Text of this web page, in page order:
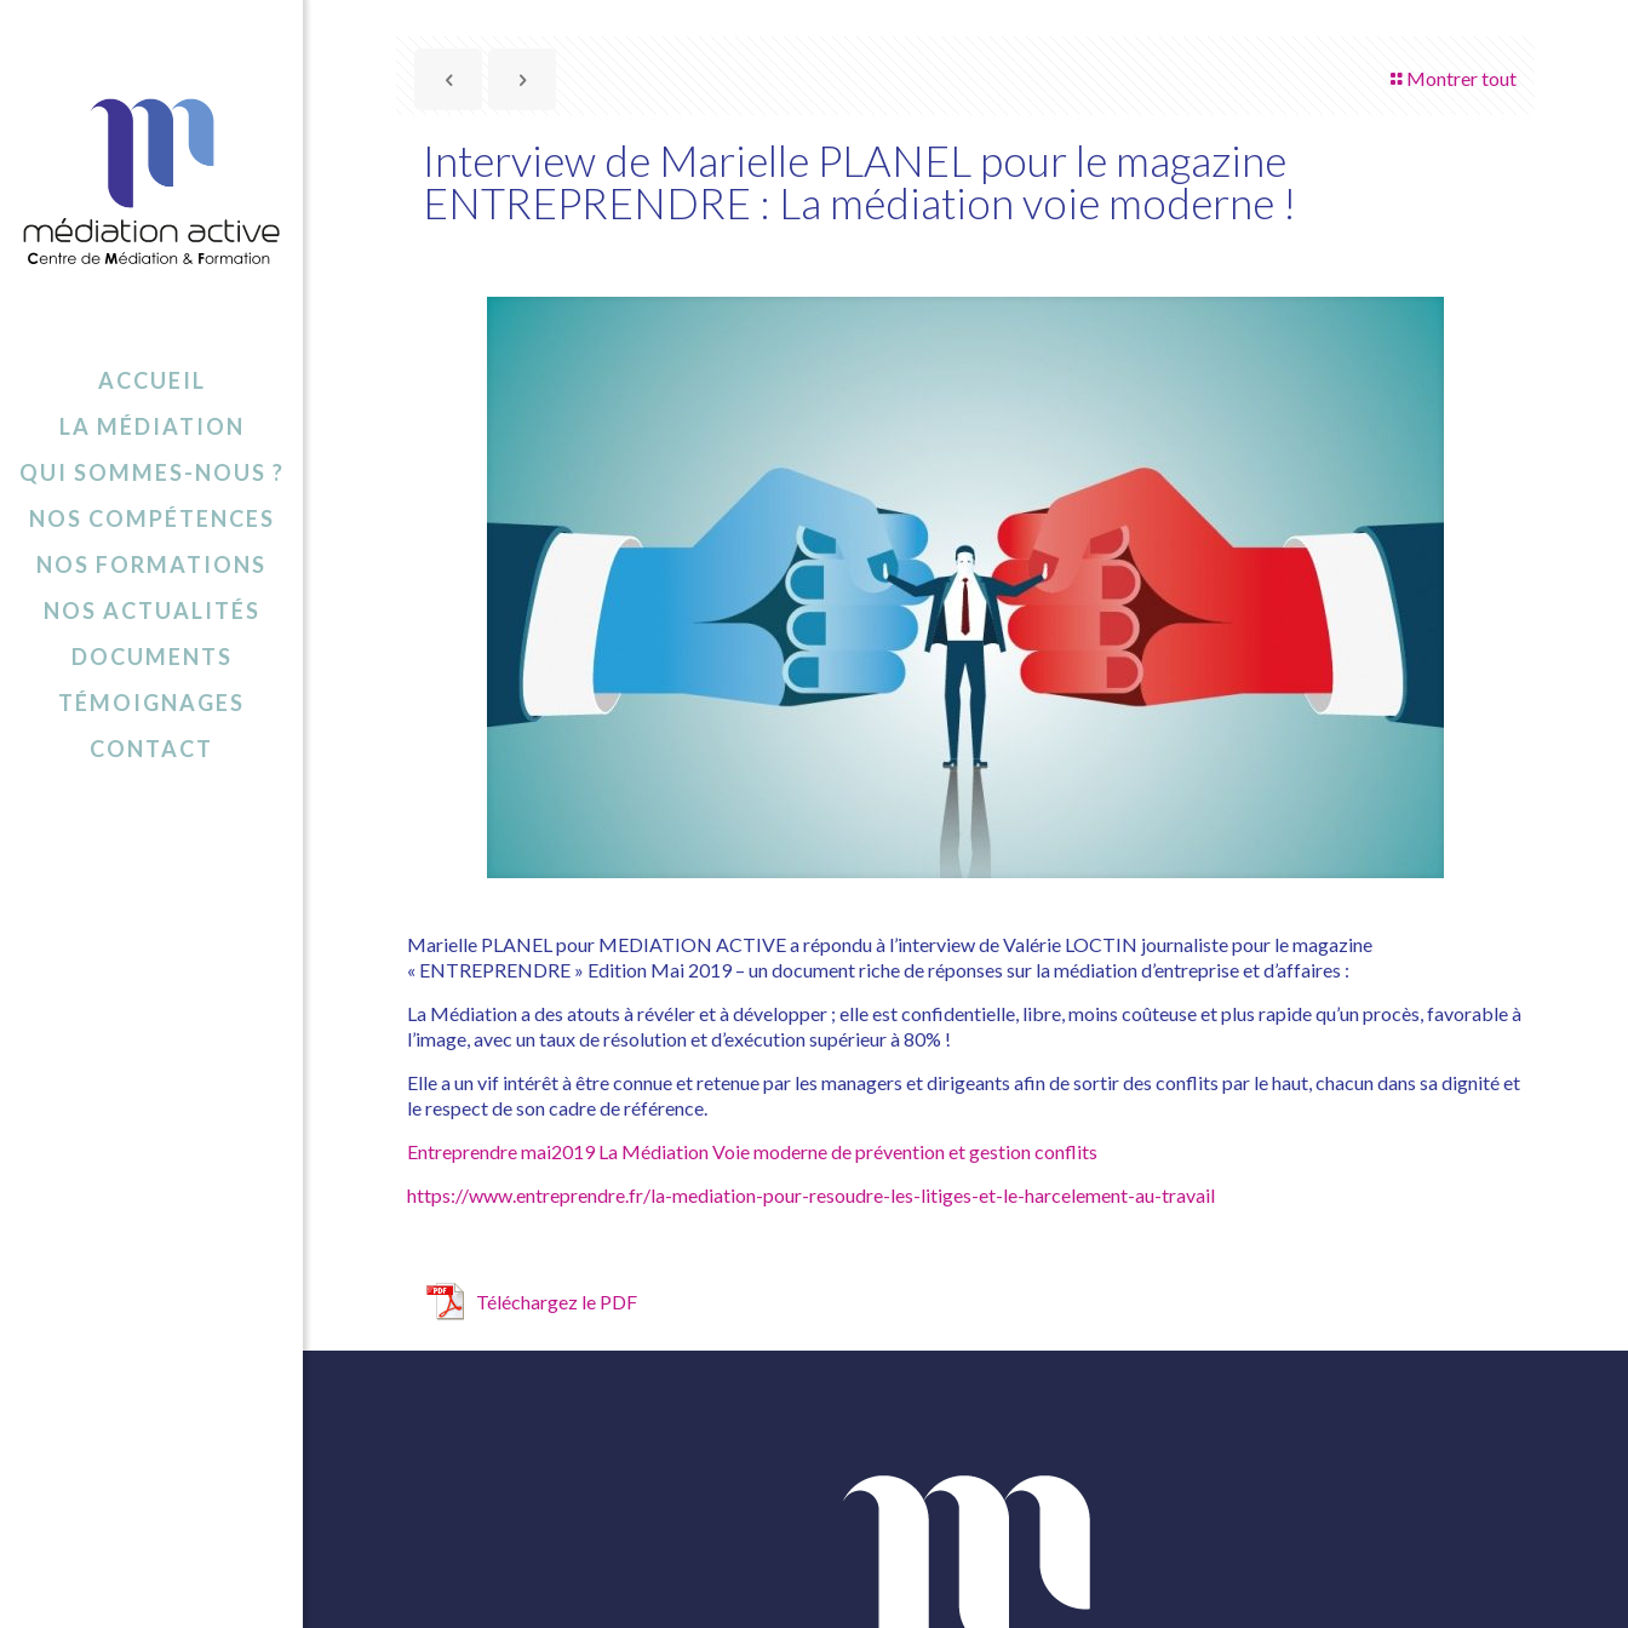
ACCUEIL
LA MÉDIATION
QUI SOMMES-NOUS ?
NOS COMPÉTENCES
NOS FORMATIONS
NOS ACTUALITÉS
DOCUMENTS
TÉMOIGNAGES
CONTACT
Montrer tout
Interview de Marielle PLANEL pour le magazine
ENTREPRENDRE : La médiation voie moderne !
Marielle PLANEL pour MEDIATION ACTIVE a répondu à l’interview de Valérie LOCTIN journaliste pour le magazine
« ENTREPRENDRE » Edition Mai 2019 – un document riche de réponses sur la médiation d’entreprise et d’affaires :
La Médiation a des atouts à révéler et à développer ; elle est confidentielle, libre, moins coûteuse et plus rapide qu’un procès, favorable à
l’image, avec un taux de résolution et d’exécution supérieur à 80% !
Elle a un vif intérêt à être connue et retenue par les managers et dirigeants afin de sortir des conflits par le haut, chacun dans sa dignité et
le respect de son cadre de référence.
Entreprendre mai2019 La Médiation Voie moderne de prévention et gestion conflits
https://www.entreprendre.fr/la-mediation-pour-resoudre-les-litiges-et-le-harcelement-au-travail
Téléchargez le PDF